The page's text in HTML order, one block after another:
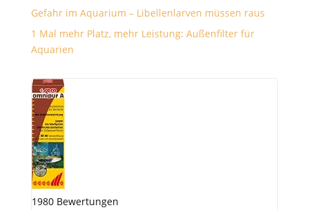
Gefahr im Aquarium – Libellenlarven müssen raus
1 Mal mehr Platz, mehr Leistung: Außenfilter für
Aquarien
1980 Bewertungen